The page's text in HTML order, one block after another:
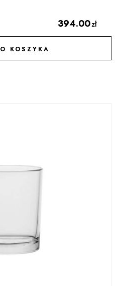
394.00zł
KOSZYKA
ULUBIONYCH